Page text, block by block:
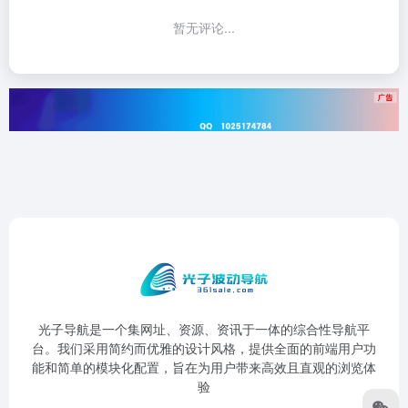
暂无评论...
光子导航是一个集网址、资源、资讯于一体的综合性导航平
台。我们采用简约而优雅的设计风格，提供全面的前端用户功
能和简单的模块化配置，旨在为用户带来高效且直观的浏览体
验